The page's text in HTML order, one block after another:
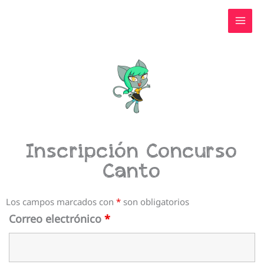
Inscripción Concurso
Canto
Los campos marcados con * son obligatorios
Correo electrónico *